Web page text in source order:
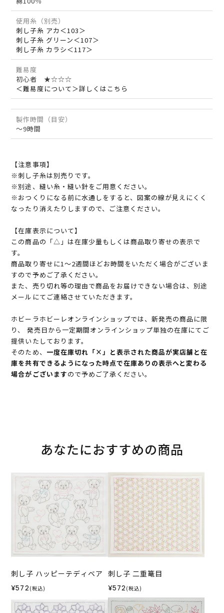
使用糸（別売）
刺し子糸 アカ＜103＞
刺し子糸 グリーン＜107＞
刺し子糸 カラシ＜117＞
難易度
初心者 ★☆☆☆
＜難易度について＞詳しくはこちら
製作時間（目安）
～9時間
【注意事項】
※刺し子糸は別売りです。
※別途、縫い糸・縫い針をご用意ください。
※おつくりになる前に水通しをすると、図案の線が見えにくく
なったり消えたりしますので、ご注意ください。
【在庫表示について】
この商品の「△」は在庫少量もしくは商品取り寄せの表示で
す。
商品取り寄せに1～2週間ほどお時間をいただく場合がございま
すので予めご了承ください。
また、売り切れ等の理由で商品をお届けできない場合は、別途
メールにてご連絡させていただきます。
ホビーラホビーレオンラインショップでは、新発売の商品に限
り、 発売日から一定期間オンラインショップ単独の在庫にてご
提供いたしております。
そのため、 一度在庫切れ「×」と表示された商品が実店舗と在
庫を共有できるようになった時点で在庫ありの表示へと変わる
場合がございますので予めご了承ください。
あなたにおすすめの商品
刺し子 ハッピーテディベア
¥572 (税込)
刺し子 二重篭目
¥572 (税込)